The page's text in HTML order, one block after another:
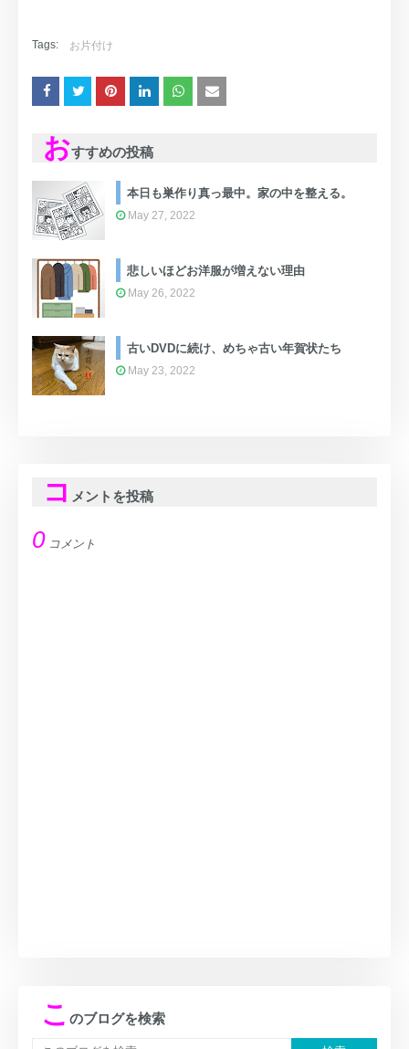
Tags: お片付け
おすすめの投稿
本日も巣作り真っ最中。家の中を整える。
May 27, 2022
悲しいほどお洋服が増えない理由
May 26, 2022
古いDVDに続け、めちゃ古い年賀状たち
May 23, 2022
コ メントを投稿
0 コメント
こ のブログを検索